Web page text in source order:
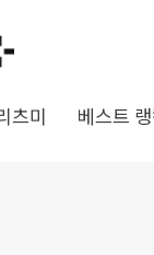
츠미 베스트